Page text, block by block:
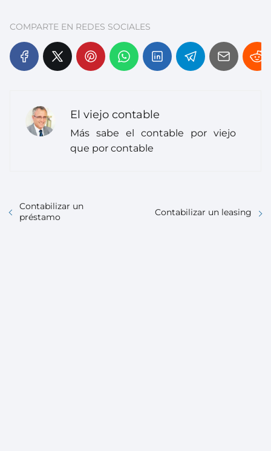
COMPARTE EN REDES SOCIALES
El viejo contable
Más sabe el contable por viejo
que por contable
Contabilizar un
préstamo
Contabilizar un leasing